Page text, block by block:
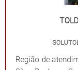
Região de